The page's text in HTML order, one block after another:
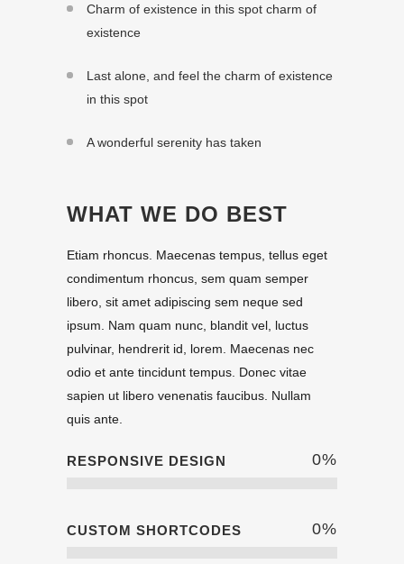
Charm of existence in this spot charm of
existence
Last alone, and feel the charm of existence
in this spot
A wonderful serenity has taken
WHAT WE DO BEST
Etiam rhoncus. Maecenas tempus, tellus eget
condimentum rhoncus, sem quam semper
libero, sit amet adipiscing sem neque sed
ipsum. Nam quam nunc, blandit vel, luctus
pulvinar, hendrerit id, lorem. Maecenas nec
odio et ante tincidunt tempus. Donec vitae
sapien ut libero venenatis faucibus. Nullam
quis ante.
RESPONSIVE DESIGN 0%
CUSTOM SHORTCODES 0%